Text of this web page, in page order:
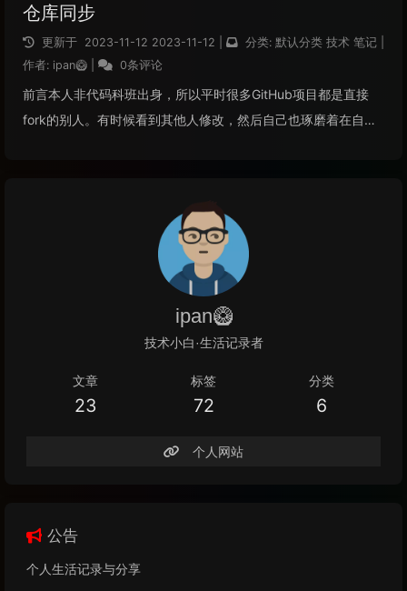
仓库同步
更新于 2023-11-12 2023-11-12 分类: 默认分类 技术 笔记
作者: ipan🥝 0条评论
前言本人非代码科班出身，所以平时很多GitHub项目都是直接
fork的别人。有时候看到其他人修改，然后自己也琢磨着在自己
ipan🥝
技术小白·生活记录者
文章
23
标签
72
分类
6
个人网站
公告
个人生活记录与分享